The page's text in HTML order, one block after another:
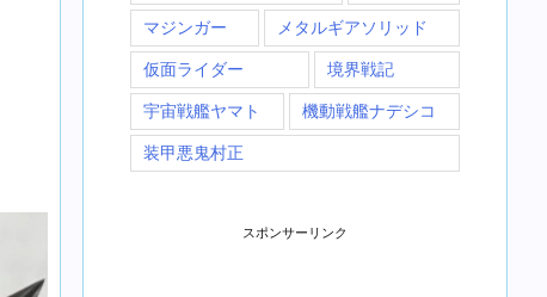
マジンガー メタルギアソリッド
仮面ライダー 境界戦記
宇宙戦艦ヤマト 機動戦艦ナデシコ
装甲悪鬼村正
スポンサーリンク